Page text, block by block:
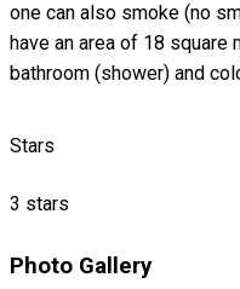
one can also smoke (no
have an area of 18 square
bathroom (shower) and
Stars
3 stars
Photo Gallery